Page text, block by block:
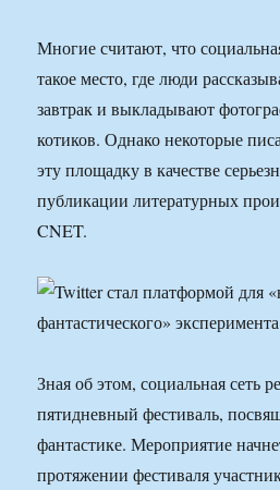
Многие считают, что
такое место, где люди
завтрак и выкладывают
котиков. Однако некоторые
эту площадку в качестве
публикации литературных
CNET.
Зная об этом, социальная сеть
пятидневный фестиваль,
фантастике. Мероприятие
протяжении фестиваля